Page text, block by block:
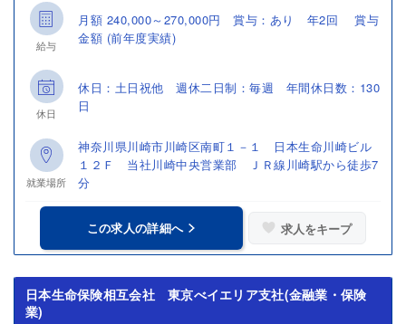
給与
月額 240,000～270,000円 賞与：あり 年2回 賞与
金額 (前年度実績)
休日
休日：土日祝他 週休二日制：毎週 年間休日数：130
日
就業場所
神奈川県川崎市川崎区南町１－１ 日本生命川崎ビル
１２Ｆ 当社川崎中央営業部 ＪＲ線川崎駅から徒歩7
分
この求人の詳細へ 求人をキープ
日本生命保険相互会社 東京べイエリア支社(金融業・保険
業)